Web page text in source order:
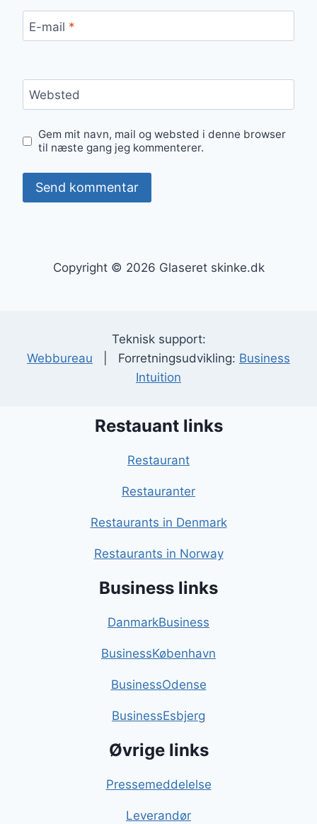
E-mail *
Websted
Gem mit navn, mail og websted i denne browser
til næste gang jeg kommenterer.
Copyright © 2026 Glaseret skinke.dk
Teknisk support:
Webbureau | Forretningsudvikling: Business
Intuition
Restauant links
Restaurant
Restauranter
Restaurants in Denmark
Restaurants in Norway
Business links
DanmarkBusiness
BusinessKøbenhavn
BusinessOdense
BusinessEsbjerg
Øvrige links
Pressemeddelelse
Leverandør